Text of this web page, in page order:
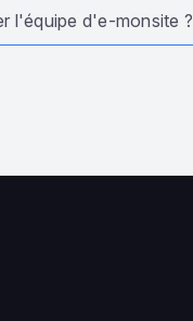
l'équipe d'e-monsite ?